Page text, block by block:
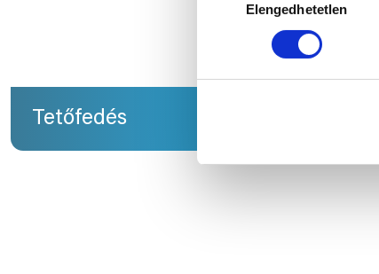
kiválasztásaElengedhetetlen
Tetőfedés